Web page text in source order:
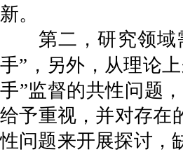
新。
第二，研究领
手”，另外，从理论
手”监督的共性问题
给予重视，并对存在
性问题来开展探讨，